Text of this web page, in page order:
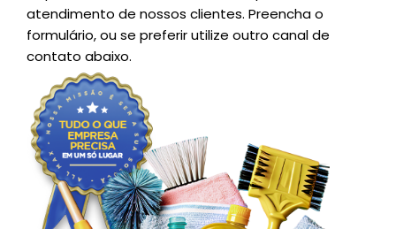
atendimento de nossos clientes. Preencha o
formulário, ou se preferir utilize outro canal de
contato abaixo.